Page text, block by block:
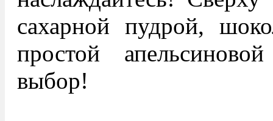
сахарной пудрой,
простой
выбор!